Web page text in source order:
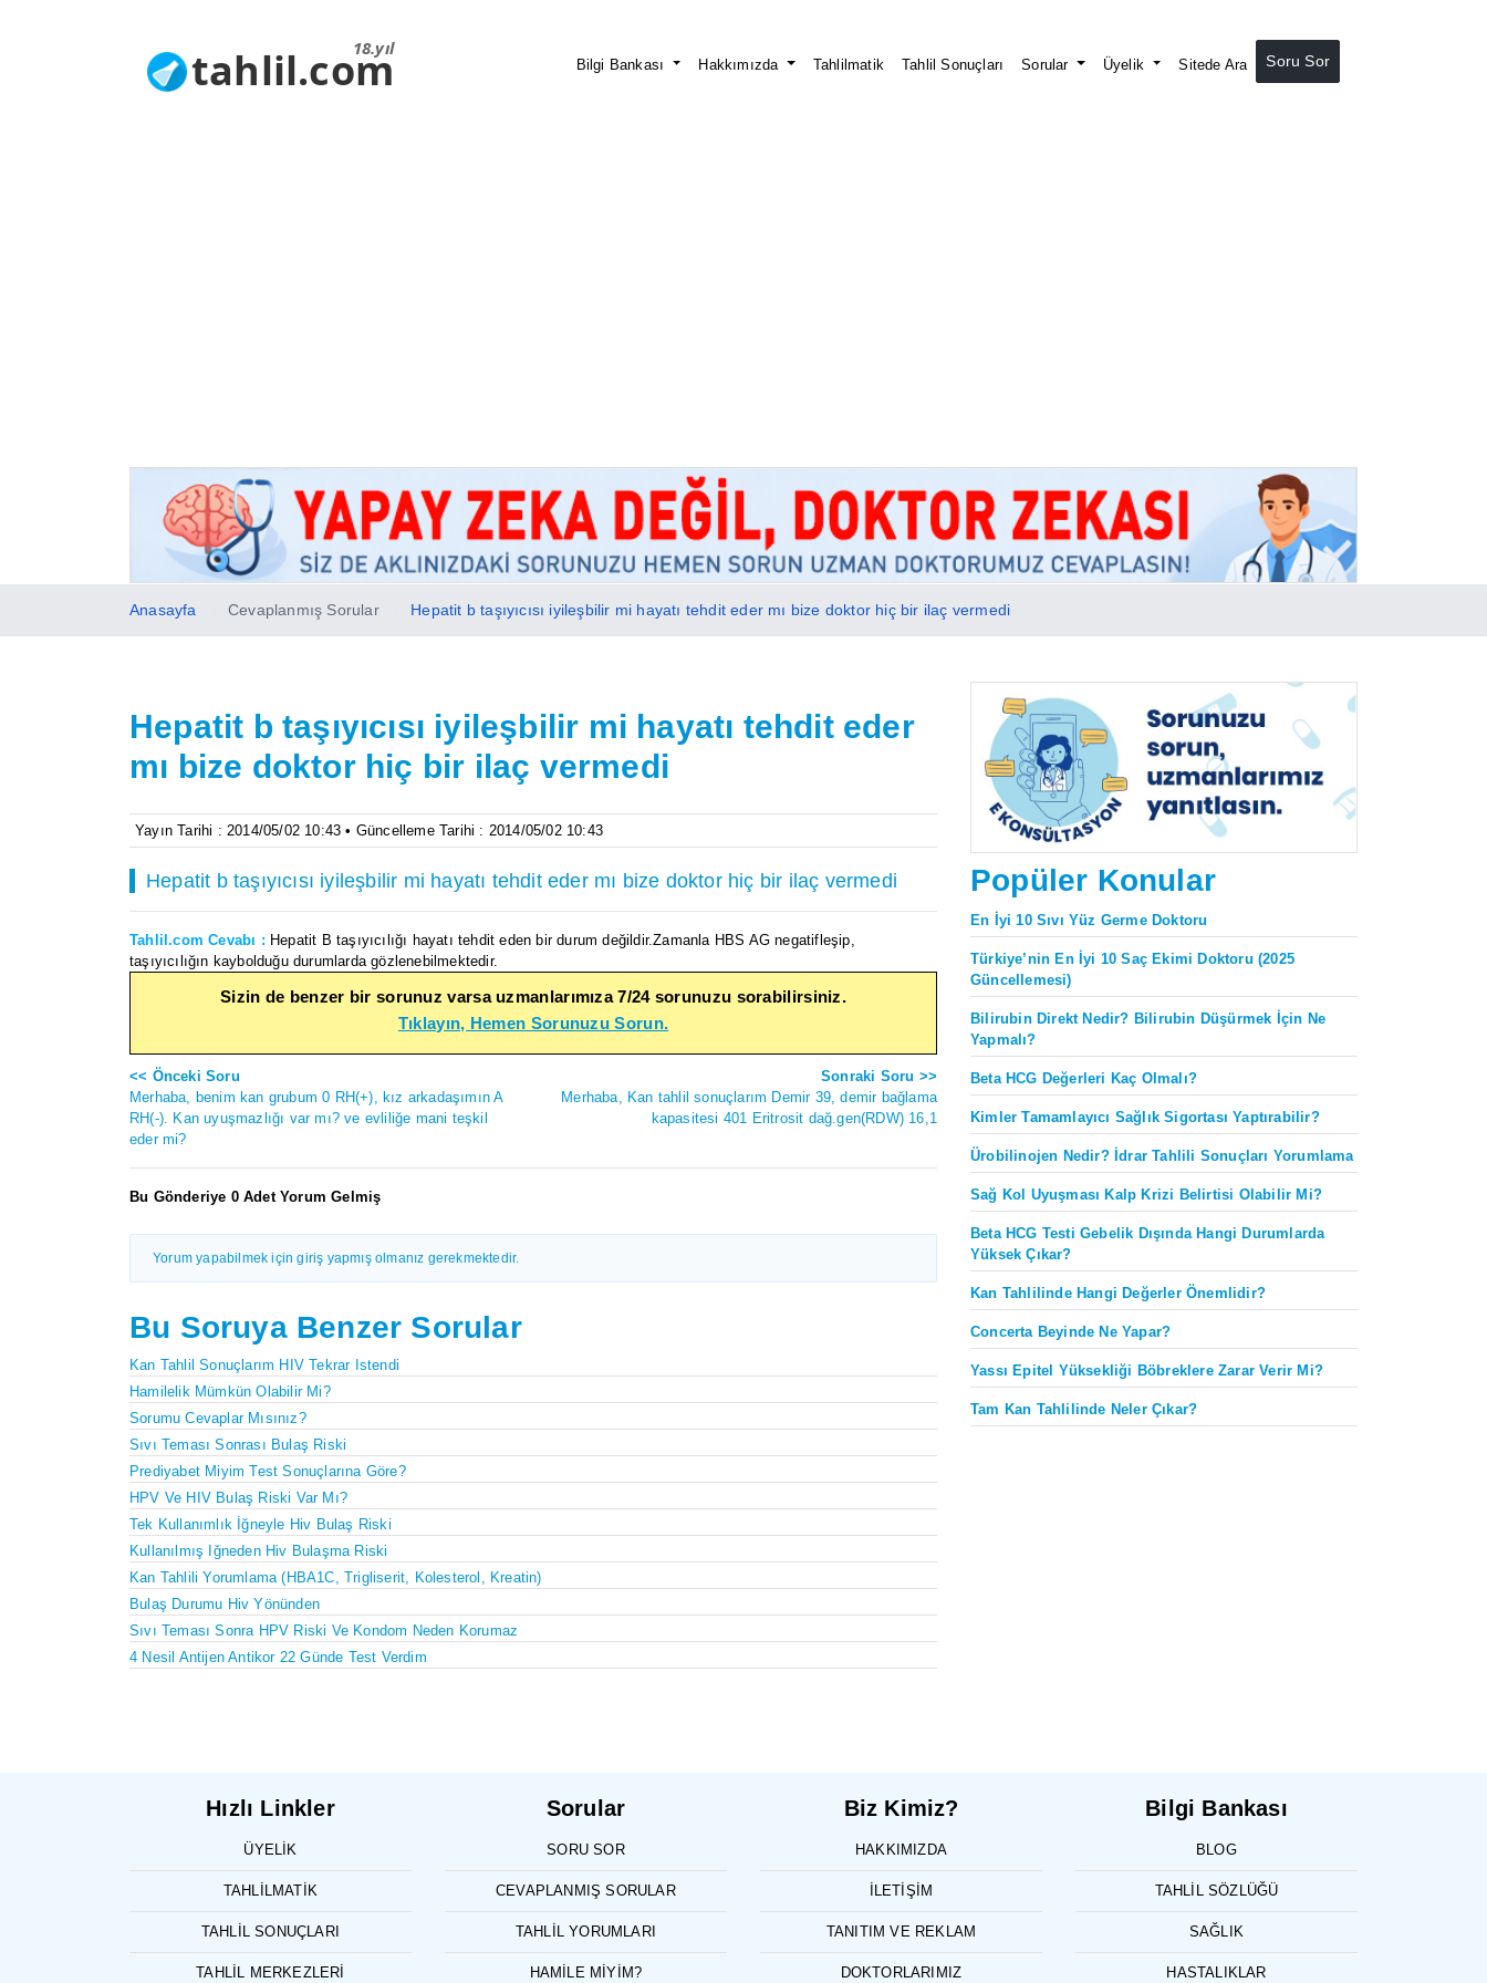
18.yıl
tahlil.com Bilgi Bankası Hakkımızda Tahlilmatik Tahlil Sonuçları Sorular Üyelik Sitede Ara Soru Sor
Anasayfa Cevaplanmış Sorular Hepatit b taşıyıcısı iyileşbilir mi hayatı tehdit eder mı bize doktor hiç bir ilaç vermedi
Hepatit b taşıyıcısı iyileşbilir mi hayatı tehdit eder
mı bize doktor hiç bir ilaç vermedi
Yayın Tarihi : 2014/05/02 10:43 • Güncelleme Tarihi : 2014/05/02 10:43
Hepatit b taşıyıcısı iyileşbilir mi hayatı tehdit eder mı bize doktor hiç bir ilaç vermedi
Tahlil.com Cevabı : Hepatit B taşıyıcılığı hayatı tehdit eden bir durum değildir.Zamanla HBS AG negatifleşip,
taşıyıcılığın kaybolduğu durumlarda gözlenebilmektedir.
Sizin de benzer bir sorunuz varsa uzmanlarımıza 7/24 sorunuzu sorabilirsiniz.
Tıklayın, Hemen Sorunuzu Sorun.
<< Önceki Soru
Merhaba, benim kan grubum 0 RH(+), kız arkadaşımın A
RH(-). Kan uyuşmazlığı var mı? ve evliliğe mani teşkil
eder mi?
Sonraki Soru >>
Merhaba, Kan tahlil sonuçlarım Demir 39, demir bağlama
kapasitesi 401 Eritrosit dağ.gen(RDW) 16,1
Bu Gönderiye 0 Adet Yorum Gelmiş
Yorum yapabilmek için giriş yapmış olmanız gerekmektedir.
Bu Soruya Benzer Sorular
Kan Tahlil Sonuçlarım HIV Tekrar Istendi
Hamilelik Mümkün Olabilir Mi?
Sorumu Cevaplar Mısınız?
Sıvı Teması Sonrası Bulaş Riski
Prediyabet Miyim Test Sonuçlarına Göre?
HPV Ve HIV Bulaş Riski Var Mı?
Tek Kullanımlık İğneyle Hiv Bulaş Riski
Kullanılmış Iğneden Hiv Bulaşma Riski
Kan Tahlili Yorumlama (HBA1C, Trigliserit, Kolesterol, Kreatin)
Bulaş Durumu Hiv Yönünden
Sıvı Teması Sonra HPV Riski Ve Kondom Neden Korumaz
4 Nesil Antijen Antikor 22 Günde Test Verdim
Popüler Konular
En İyi 10 Sıvı Yüz Germe Doktoru
Türkiye’nin En İyi 10 Saç Ekimi Doktoru (2025
Güncellemesi)
Bilirubin Direkt Nedir? Bilirubin Düşürmek İçin Ne
Yapmalı?
Beta HCG Değerleri Kaç Olmalı?
Kimler Tamamlayıcı Sağlık Sigortası Yaptırabilir?
Ürobilinojen Nedir? İdrar Tahlili Sonuçları Yorumlama
Sağ Kol Uyuşması Kalp Krizi Belirtisi Olabilir Mi?
Beta HCG Testi Gebelik Dışında Hangi Durumlarda
Yüksek Çıkar?
Kan Tahlilinde Hangi Değerler Önemlidir?
Concerta Beyinde Ne Yapar?
Yassı Epitel Yüksekliği Böbreklere Zarar Verir Mi?
Tam Kan Tahlilinde Neler Çıkar?
Hızlı Linkler
ÜYELIK
TAHLILMATIK
TAHLIL SONUÇLARI
TAHLIL MERKEZLERI
Sorular
SORU SOR
CEVAPLANMIŞ SORULAR
TAHLIL YORUMLARI
HAMILE MIYIM?
Biz Kimiz?
HAKKIMIZDA
İLETIŞIM
TANITIM VE REKLAM
DOKTORLARIMIZ
Bilgi Bankası
BLOG
TAHLIL SÖZLÜĞÜ
SAĞLIK
HASTALIKLAR